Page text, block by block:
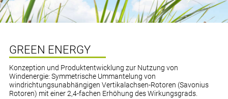
GREEN ENERGY
Konzeption und Produktentwicklung zur Nutzung von
Windenergie: Symmetrische Ummantelung von
windrichtungsunabhängigen Vertikalachsen-Rotoren (Savonius
Rotoren) mit einer 2,4-fachen Erhöhung des Wirkungsgrads.